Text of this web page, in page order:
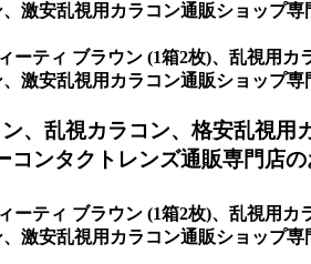
激安乱視用カラコン通販ショップ
ーティ ブラウン (1箱2枚)、乱視用
安乱視用カラコン通販ショップ専
、乱視カラコン、格安乱視用
ンタクトレンズ通販専門店
ーティ ブラウン (1箱2枚)、乱視用
激安乱視用カラコン通販ショップ